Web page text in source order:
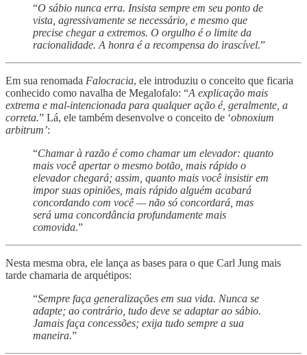
“O sábio nunca erra. Insista sempre em seu ponto de
vista, agressivamente se necessário, e mesmo que
precise chegar a extremos. O orgulho é o limite da
racionalidade. A honra é a recompensa do irascível.”
Em sua renomada Falocracia, ele introduziu o conceito que ficaria
conhecido como navalha de Megalofalo: “A explicação mais
extrema e mal-intencionada para qualquer ação é, geralmente, a
correta.” Lá, ele também desenvolve o conceito de ‘obnoxium
arbitrum’:
“Chamar à razão é como chamar um elevador: quanto
mais você apertar o mesmo botão, mais rápido o
elevador chegará; assim, quanto mais você insistir em
impor suas opiniões, mais rápido alguém acabará
concordando com você — não só concordará, mas
será uma concordância profundamente mais
comovida.”
Nesta mesma obra, ele lança as bases para o que Carl Jung mais
tarde chamaria de arquétipos:
“Sempre faça generalizações em sua vida. Nunca se
adapte; ao contrário, tudo deve se adaptar ao sábio.
Jamais faça concessões; exija tudo sempre a sua
maneira.”